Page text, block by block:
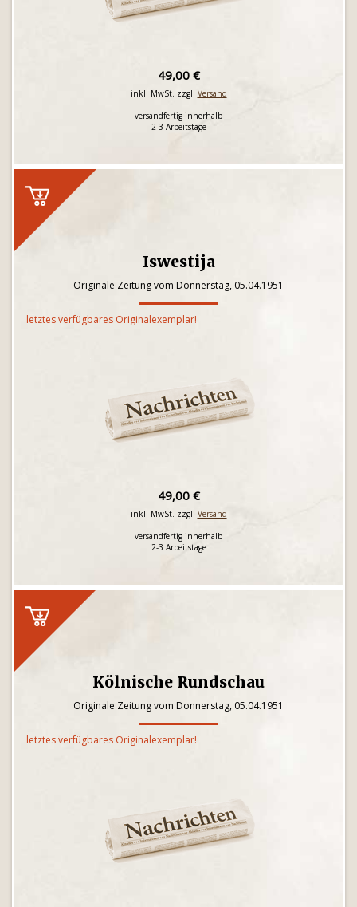
49,00 €
inkl. MwSt. zzgl. Versand
versandfertig innerhalb
2-3 Arbeitstage
Iswestija
Originale Zeitung vom Donnerstag, 05.04.1951
letztes verfügbares Originalexemplar!
49,00 €
inkl. MwSt. zzgl. Versand
versandfertig innerhalb
2-3 Arbeitstage
Kölnische Rundschau
Originale Zeitung vom Donnerstag, 05.04.1951
letztes verfügbares Originalexemplar!